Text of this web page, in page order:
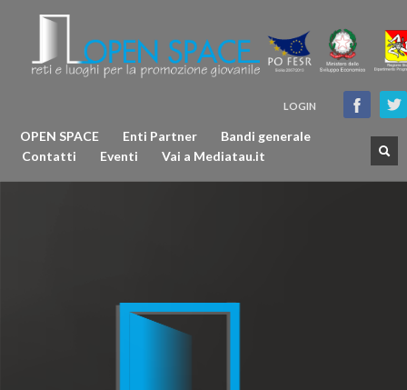
LOGIN
OPEN SPACE Enti Partner
Bandi generale
Contatti
Eventi Vai a Mediatau.it